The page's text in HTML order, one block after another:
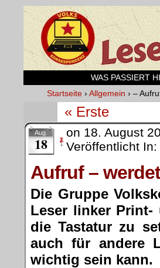
WAS PASSIERT
Startseite › Allgemein › –
« Erste
Aug.
18
on 18. August
Veröffentlicht In:
Aufruf –
Die Gruppe
Leser linker Print-
die Tastatur zu
auch für andere
wichtig sein kann.